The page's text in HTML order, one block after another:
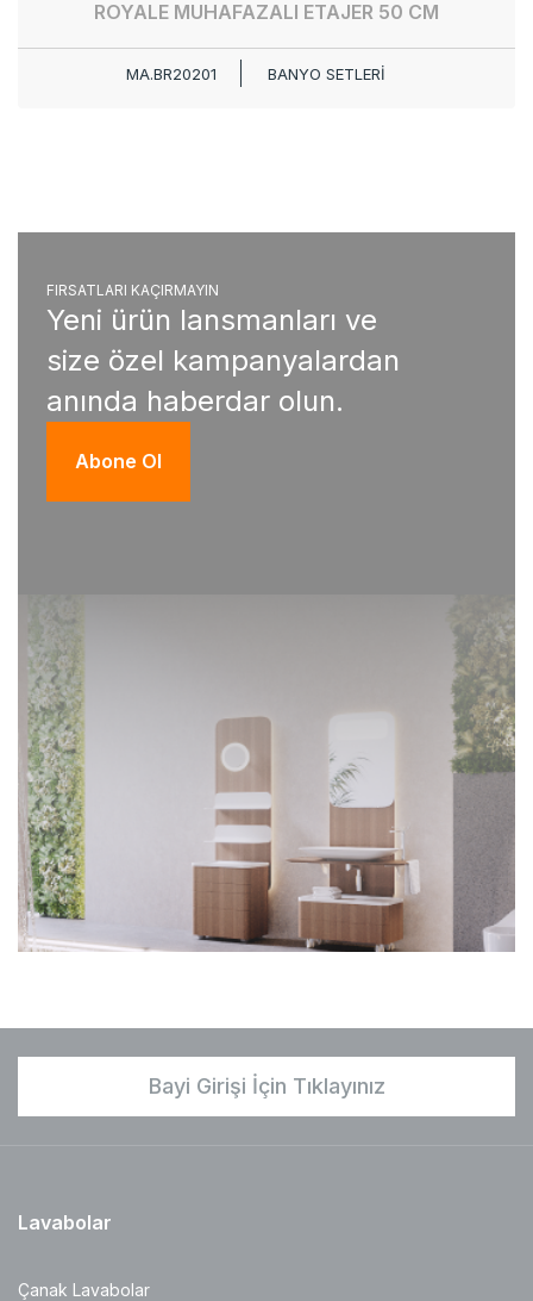
ROYALE MUHAFAZALI ETAJER 50 CM
MA.BR20201 BANYO SETLERİ
FIRSATLARI KAÇIRMAYIN
Yeni ürün lansmanları ve
size özel kampanyalardan
anında haberdar olun.
Abone Ol
Bayi Girişi İçin Tıklayınız
Lavabolar
Çanak Lavabolar